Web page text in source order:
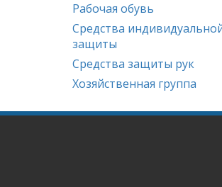
Рабочая обувь
Средства
защиты
Средства защиты рук
Хозяйственная группа